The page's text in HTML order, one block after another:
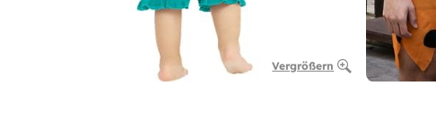
Vergrößern